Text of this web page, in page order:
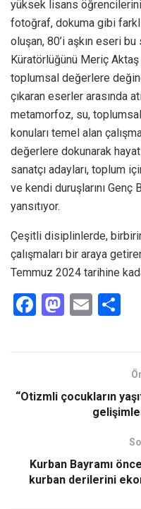
yüksek lisans
fotoğraf, dokuma gibi
oluşan, 80’i aşkın eseri
Küratörlüğünü Meriç
toplumsal değerlere
çıkaran eserler arasında
metamorfoz, su,
konuları temel alan
değerlere dokunarak
sanatçı adayları, toplum
ve kendi duruşlarını
yansıtıyor.
Çeşitli disiplinlerde,
çalışmaları bir araya
Temmuz 2024 tarihine
F
o
M
d
E
“Otizmli çocukların
Kurban Bayramı
kurban derilerini